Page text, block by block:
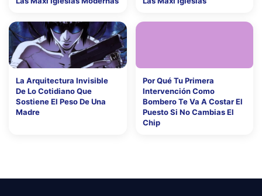
La Arquitectura Invisible
De Lo Cotidiano Que
Sostiene El Peso De Una
Madre
Por Qué Tu Primera
Intervención Como
Bombero Te Va A Costar El
Puesto Si No Cambias El
Chip